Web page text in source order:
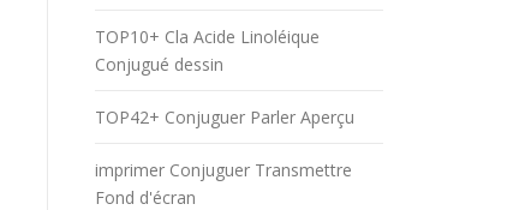
TOP10+ Cla Acide Linoléique
Conjugué dessin
TOP42+ Conjuguer Parler Aperçu
imprimer Conjuguer Transmettre
Fond d'écran